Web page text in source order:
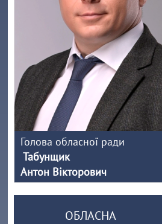
Голова обласної ради
Табунщик
Антон Вікторович
ОБЛАСНА